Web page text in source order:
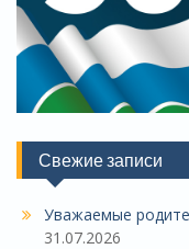
Свежие записи
Уважаемые
31.07.2026